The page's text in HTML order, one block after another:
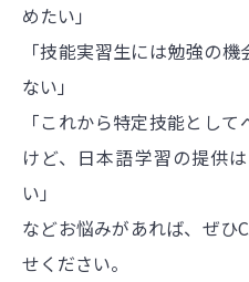
めたい」
「技能実習生には勉強の
ない」
「これから特定技能とし
けど、日本語学習の提供
い」
などお悩みがあれば、ぜひ
せください。